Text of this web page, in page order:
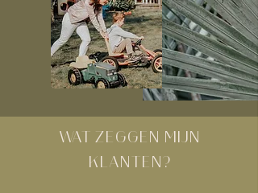
WAT ZEGGEN MIJN
KLANTEN?